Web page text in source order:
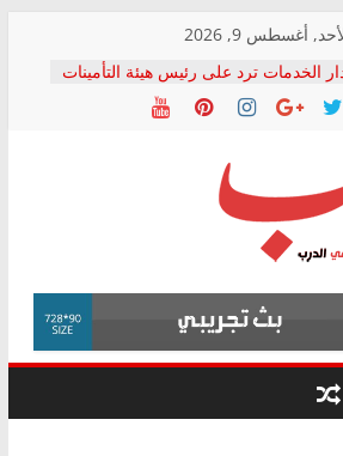
أغسطس 9, 2026
الخدمات ترد على رئيس هيئة التأمينات
بعد مؤتمره الصحفي: إنكار الأزمة لا ينهي
معاناة أصحاب المعاشات.. ونطالب بكشف
فرحات سليمان يكتب: القطاع الصحي إلى
حزب التحالف الشعبي يطلق لجنة “الحق
في الصحة” بالإسكندرية لرصد الانتهاكات
المرضى
الوزاري لمدينة الصحفيين.. وانتهاء أعمال
إنشاء المبنى الإداري
القومي لحقوق الإنسان يعلن
متابعة قضية الدكتور محمد زهران.. ويؤكد:
قرينة البراءة وضمانات المحاكمة العادلة